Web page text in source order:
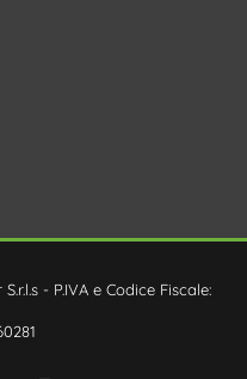
- P.IVA e Codice Fiscale: